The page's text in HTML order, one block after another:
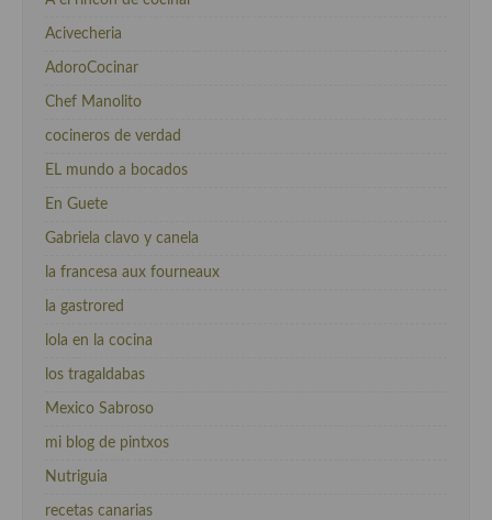
Acivecheria
AdoroCocinar
Chef Manolito
cocineros de verdad
EL mundo a bocados
En Guete
Gabriela clavo y canela
la francesa aux fourneaux
la gastrored
lola en la cocina
los tragaldabas
Mexico Sabroso
mi blog de pintxos
Nutriguia
recetas canarias